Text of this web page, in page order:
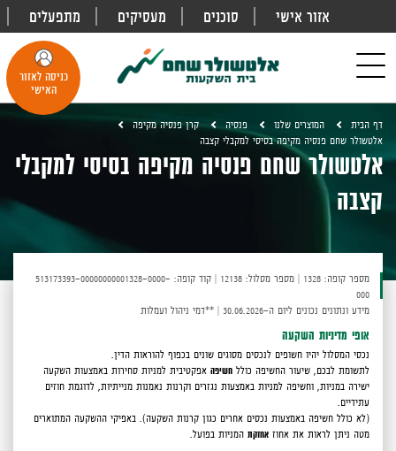
אזור אישי סוכנים מעסיקים מתפעלים
navigation
כניסה לאזור
האישי
אלטשולר שחם פנסיה מקיפה בסיסי למקבלי
קצבה
דף הבית המוצרים שלנו פנסיה
קרן פנסיה מקיפה
אלטשולר שחם פנסיה מקיפה בסיסי למקבלי קצבה
מספר קופה: 1328 | מספר מסלול: 12138 |
קוד קופה: 513173393-00000000001328-0000-
000
מידע ונתונים נכונים ליום ה-30.06.2026
| **דמי ניהול ועמלות
אופי מדיניות השקעה
נכסי המסלול יהיו חשופים לנכסים מסוגים שונים בכפוף להוראות הדין.
לתשומת לבכם, שיעור החשיפה כולל חשיפה אפקטיבית למניות סחירות באמצעות השקעה
ישירה במניות, וחשיפה למניות באמצעות נגזרים וקרנות נאמנות מנייתיות, לדוגמת חוזים
עתידיים.
(לא כולל חשיפה באמצעות נכסים אחרים כגון קרנות השקעה). באפיקי ההשקעה המתוארים
מטה ניתן לראות את אחוז אחזקת המניות בפועל.